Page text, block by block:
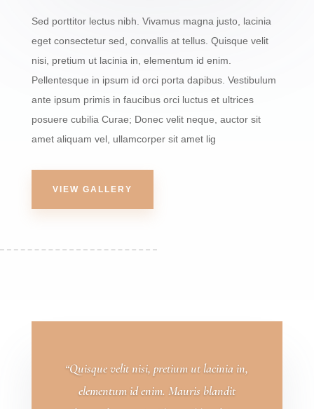
Sed porttitor lectus nibh. Vivamus magna justo, lacinia
eget consectetur sed, convallis at tellus. Quisque velit
nisi, pretium ut lacinia in, elementum id enim.
Pellentesque in ipsum id orci porta dapibus. Vestibulum
ante ipsum primis in faucibus orci luctus et ultrices
posuere cubilia Curae; Donec velit neque, auctor sit
amet aliquam vel, ullamcorper sit amet lig
VIEW GALLERY
“Quisque velit nisi, pretium ut lacinia in,
elementum id enim. Mauris blandit